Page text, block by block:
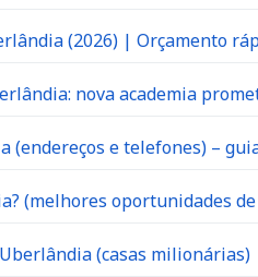
(2026) | Orçamento
nova academia
(endereços e telefones) –
(melhores oportunidades
(casas milionárias)